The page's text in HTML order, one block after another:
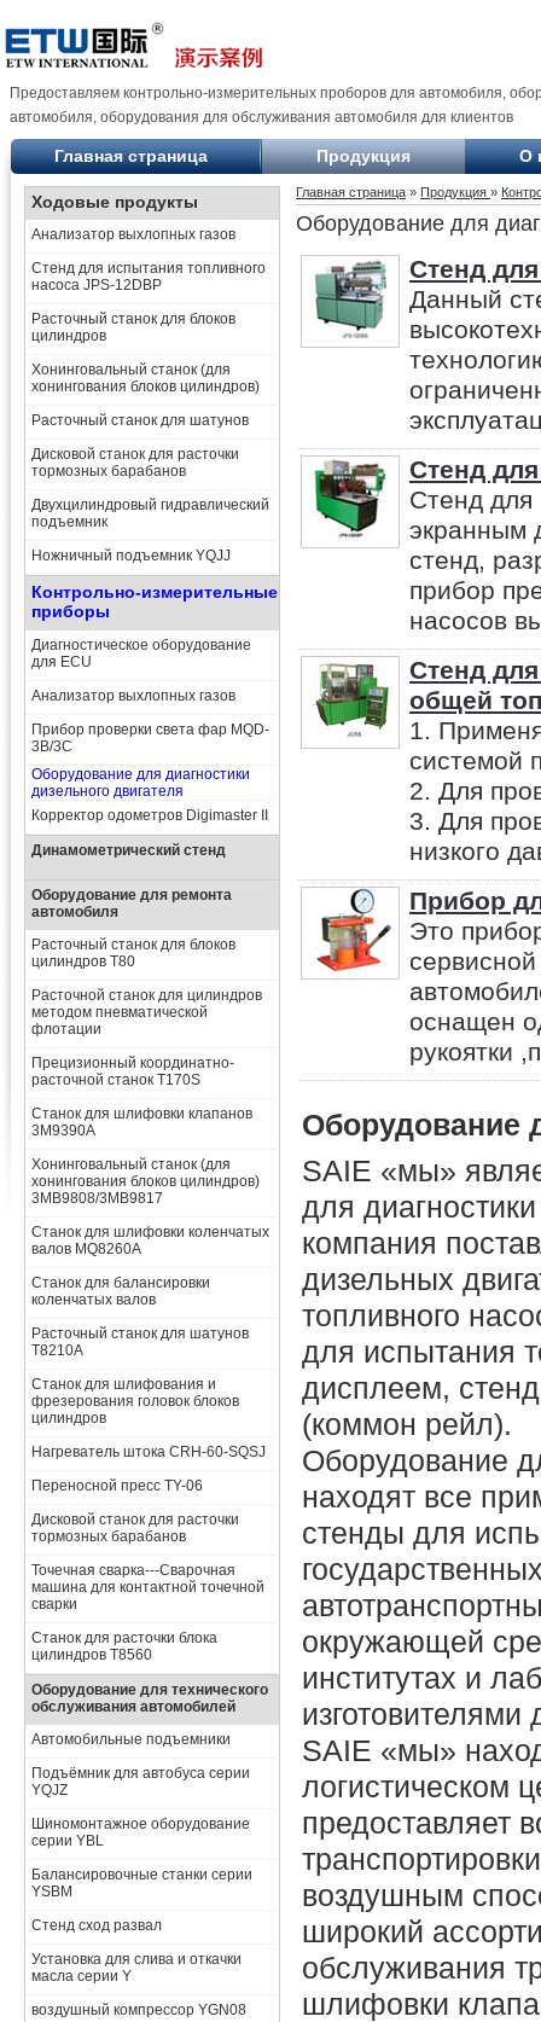
Предоставляем контрольно-измерительных проборов для автомобиля,
автомобиля, оборудования для обслуживания автомобиля для клиентов
Главная страница Продукция О
Ходовые продукты
Анализатор выхлопных газов
Стенд для испытания топливного
насоса JPS-12DBP
Расточный станок для блоков
цилиндров
Хонинговальный станок (для
хонингования блоков цилиндров)
Расточный станок для шатунов
Дисковой станок для расточки
тормозных барабанов
Двухцилиндровый гидравлический
подъемник
Ножничный подъемник YQJJ
Контрольно-измерительные
приборы
Диагностическое оборудование
для ECU
Анализатор выхлопных газов
Прибор проверки света фар MQD-
3B/3C
Оборудование для диагностики
дизельного двигателя
Корректор одометров Digimaster II
Динамометрический стенд
Оборудование для ремонта
автомобиля
Расточный станок для блоков
цилиндров T80
Расточной станок для цилиндров
методом пневматической
флотации
Прецизионный координатно-
расточной станок T170S
Станок для шлифовки клапанов
3M9390A
Хонинговальный станок (для
хонингования блоков цилиндров)
3MB9808/3MB9817
Станок для шлифовки коленчатых
валов MQ8260A
Станок для балансировки
коленчатых валов
Расточный станок для шатунов
T8210A
Станок для шлифования и
фрезерования головок блоков
цилиндров
Нагреватель штока CRH-60-SQSJ
Переносной пресс TY-06
Дисковой станок для расточки
тормозных барабанов
Точечная сварка---Сварочная
машина для контактной точечной
сварки
Станок для расточки блока
цилиндров Т8560
Оборудование для технического
обслуживания автомобилей
Автомобильные подъемники
Подъёмник для автобуса серии
YQJZ
Шиномонтажное оборудование
серии YBL
Балансировочные станки серии
YSBM
Стенд сход развал
Установка для слива и откачки
масла серии Y
воздушный компрессор YGN08
Главная страница » Продукция »
Оборудование для
Стенд
Данный
Стенд
Стенд для
экранным
стенд,
прибор
насосов
Стенд
общей
1.
системой
2. Для
3. Для
низкого
Прибор
Это
оснащен
рукоятки
Оборудование
SAIE «мы»
для
компания
дизельных
топливного
для испытания
дисплеем,
(коммон рейл).
Оборудование
находят все
стенды для
окружающей
институтах и
изготовителями
SAIE «мы»
логистическом
предоставляет
воздушным
широкий
обслуживания
шлифовки